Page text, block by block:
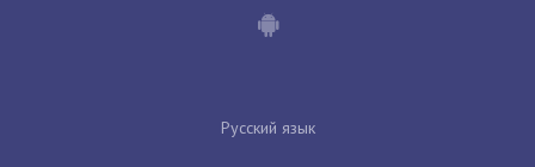
Русский язык